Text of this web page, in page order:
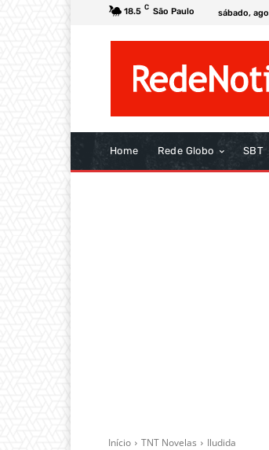
18.5 C São Paulo sábado,
Home Rede Globo SBT
Início TNT Novelas Iludida